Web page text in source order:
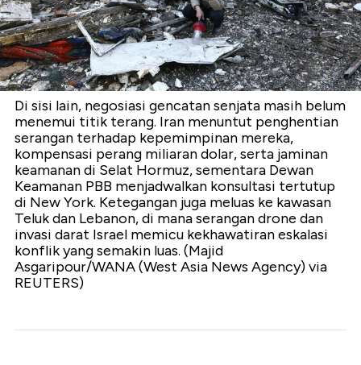
Di sisi lain, negosiasi gencatan senjata masih belum
menemui titik terang. Iran menuntut penghentian
serangan terhadap kepemimpinan mereka,
kompensasi perang miliaran dolar, serta jaminan
keamanan di Selat Hormuz, sementara Dewan
Keamanan PBB menjadwalkan konsultasi tertutup
di New York. Ketegangan juga meluas ke kawasan
Teluk dan Lebanon, di mana serangan drone dan
invasi darat Israel memicu kekhawatiran eskalasi
konflik yang semakin luas. (Majid
Asgaripour/WANA (West Asia News Agency) via
REUTERS)